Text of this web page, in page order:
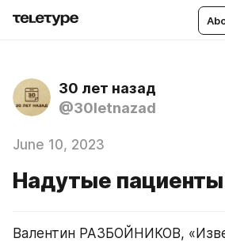
30 лет назад
@30letnazad
June 10, 2023
Надутые пациенты
Валентин РАЗБОЙНИКОВ,